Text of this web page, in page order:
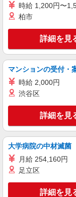
キープ
株式会社テクノ・サ
派遣社員
株式会社テクノ・サー
時給 1,200円〜
柏市
詳細を見
マンションの受付・
時給 2,000円
渋谷区
詳細を見
大学病院の中材滅菌
月給 254,160円
足立区
詳細を見